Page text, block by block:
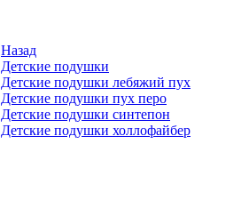
Назад
Детские подушки
Детские подушки лебяжий пух
Детские подушки пух перо
Детские подушки синтепон
Детские подушки холлофайбер